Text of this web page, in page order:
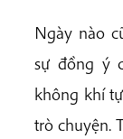
Ngày nào
sự đồng ý
không khí
trò chuyện.